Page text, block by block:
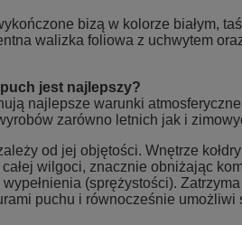
bizą w kolorze białym,
walizka foliowa z uchwytem
jest najlepszy?
najlepsze warunki
zarówno letnich jak i
od jej objętości. Wnętrze
całej wilgoci, znacznie obniżając
(sprężystości).
puchu i równocześnie